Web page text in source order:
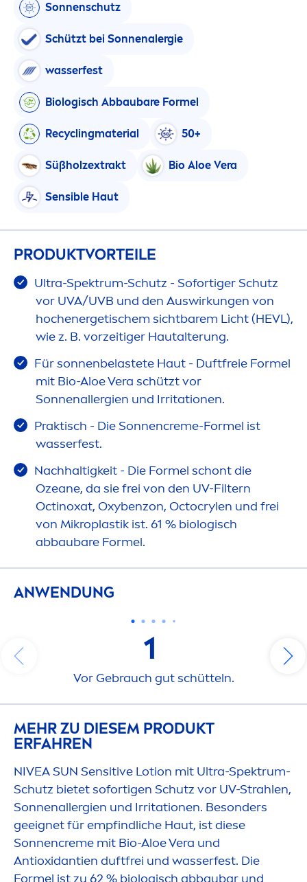
Sonnenschutz
Schützt bei Sonnenalergie
wasserfest
Biologisch Abbaubare Formel
Recyclingmaterial 50+
Süßholzextrakt Bio Aloe Vera
Sensible Haut
PRODUKTVORTEILE
Ultra-Spektrum-Schutz - Sofortiger Schutz
vor UVA/UVB und den Auswirkungen von
hochenergetischem sichtbarem Licht (HEVL),
wie z. B. vorzeitiger Hautalterung.
Für sonnenbelastete Haut - Duftfreie Formel
mit Bio-Aloe Vera schützt vor
Sonnenallergien und Irritationen.
Praktisch - Die Sonnencreme-Formel ist
wasserfest.
Nachhaltigkeit - Die Formel schont die
Ozeane, da sie frei von den UV-Filtern
Octinoxat, Oxybenzon, Octocrylen und frei
von Mikroplastik ist. 61 % biologisch
abbaubare Formel.
ANWENDUNG
1
Vor Gebrauch gut schütteln.
MEHR ZU DIESEM PRODUKT
ERFAHREN
NIVEASUN Sensitive Lotion mit Ultra-Spektrum-
Schutz bietet sofortigen Schutz vor UV-Strahlen,
Sonnenallergien und Irritationen. Besonders
geeignet für empfindliche Haut, ist diese
Sonnencreme mit Bio-Aloe Vera und
Antioxidantien duftfrei und wasserfest. Die
Formel ist zu 62 % biologisch abbaubar und